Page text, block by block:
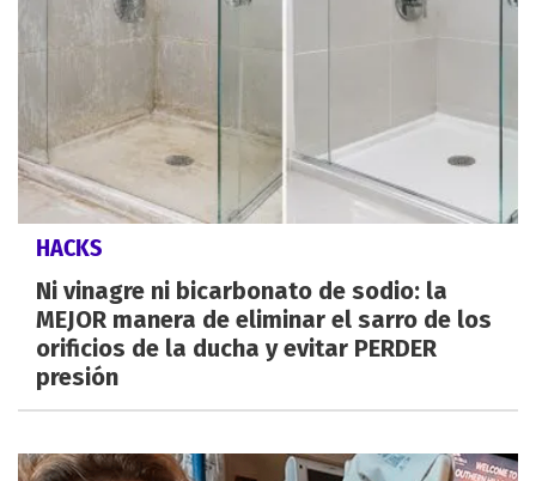
HACKS
Ni vinagre ni bicarbonato de sodio: la
MEJOR manera de eliminar el sarro de los
orificios de la ducha y evitar PERDER
presión